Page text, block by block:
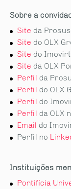
Sobre a
Site da Prosus
Site do OLX
Site do
Site da OLX
Perfil da
Perfil do OLX
Perfil do
Perfil da OLX
Email do
Perfil no
Instituições
Pontifícia